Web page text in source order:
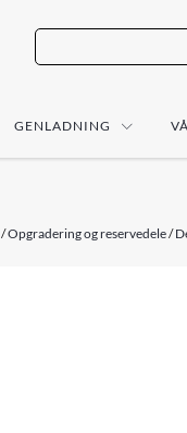
GENLADNING
/Opgradering og reservedele/